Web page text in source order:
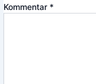
Kommentar *